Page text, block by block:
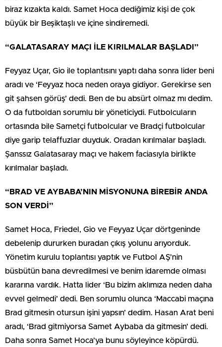
biraz kızakta kaldı. Samet Hoca dediğimiz kişi de çok
büyük bir Beşiktaşlı ve içine sindiremedi.
“GALATASARAY MAÇI İLE KIRILMALAR BAŞLADI”
Feyyaz Uçar, Gio ile toplantısını yaptı daha sonra lider beni
aradı ve ‘Feyyaz hoca neden oraya gidiyor. Gerekirse sen
git şahsen görüş’ dedi. Ben de bu absürt olmaz mı dedim.
O da futboldan sorumlu bir yöneticiydi. Futbolcuların
ortasında bile Sametçi futbolcular ve Bradçi futbolcular
diye garip telaffuzlar duyduk. Oradan kırılmalar başladı.
Şanssız Galatasaray maçı ve hakem faciasıyla birlikte
kırılmalar başladı.
“BRAD VE AYBABA’NIN MİSYONUNA BİREBİR ANDA
SON VERDİ”
Samet Hoca, Friedel, Gio ve Feyyaz Uçar dörtgeninde
debelenip dururken buradan çıkış yolunu arıyorduk.
Yönetim kurulu toplantısı yaptık ve Futbol AŞ’nin
büsbütün bana devredilmesi ve benim idaremde olması
kararına vardık. Hatta lider ‘Bu bizim aklımıza neden daha
evvel gelmedi’ dedi. Ben sorumlu olunca ‘Maccabi maçına
Brad gitmesin otursun işini yapsın’ dedim. Hasan Arat beni
aradı, ‘Brad gitmiyorsa Samet Aybaba da gitmesin’ dedi.
Daha sonra Samet Hoca’ya bunu söyleyince köpürdü.